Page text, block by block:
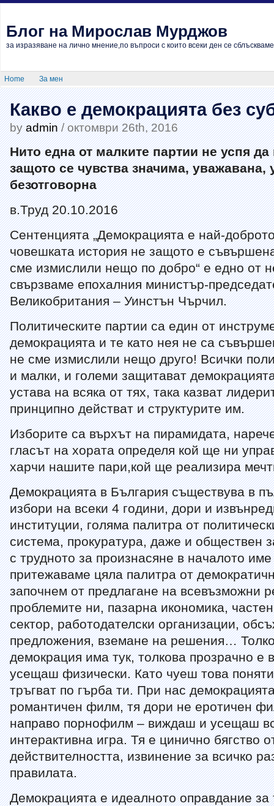
Блог на Мирослав Мурджов
за изразяване на лично мнение,по въпроси с които всеки ден се сблъскваме
Home За мен
Какво е демокрацията без
byadmin/ октомври 26th, 2016
Нито една от малките партии не успя
защото се чувства значима, уважавана,
безотговорна
в.Труд 20.10.2016
Сентенцията „Демокрацията е най-
човешката история не защото е
сме измислили нещо по добро“ е едно от
свързваме епохалния министър-
Великобритания – Уинстън Чърчил.
Политическите партии са един от
демокрацията и те като нея не са
не сме измислили нещо друго! Всички
и малки, и големи защитават
устава на всяка от тях, така казват
принципно действат и структурите им.
Изборите са върхът на пирамидата,
гласът на хората определя кой ще ни
харчи нашите пари,кой ще реализира
Демокрацията в България съществува в
избори на всеки 4 години, дори и
институции, голяма палитра от
система, прокуратура, даже и обществен
с трудното за произнасяне в началото
притежаваме цяла палитра от
започнем от предлагане на всевъзможни
проблемите ни, пазарна икономика,
сектор, работодателски организации,
предложения, вземане на решения…
демокрация има тук, толкова прозрачно е
усещаш физически. Като чуеш това
тръгват по гърба ти. При нас
романтичен филм, тя дори не еротичен
направо порнофилм – виждаш и усещаш
интерактивна игра. Тя е цинично бягство
действителността, извинение за всичко
правилата.
Демокрацията е идеалното оправдание за